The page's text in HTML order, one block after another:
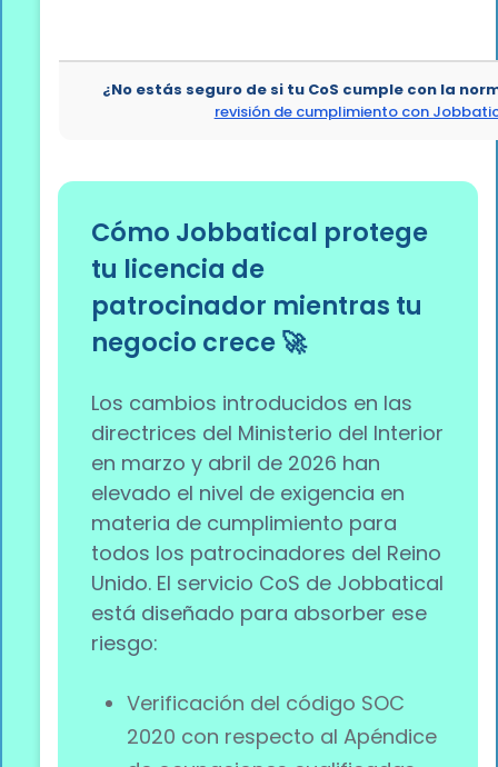
¿No estás seguro de si tu CoS cumple con la
revisión de cumplimiento con
Cómo Jobbatical protege
tu licencia de
patrocinador mientras tu
negocio crece 🚀
Los cambios introducidos en las
directrices del Ministerio del Interior
en marzo y abril de 2026 han
elevado el nivel de exigencia en
materia de cumplimiento para
todos los patrocinadores del Reino
Unido. El servicio CoS de Jobbatical
está diseñado para absorber ese
riesgo:
Verificación del código SOC
2020 con respecto al Apéndice